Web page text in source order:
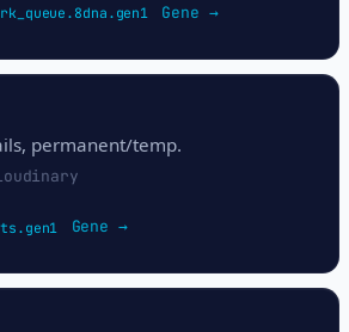
Gene →
permanent/temp.
Gene →